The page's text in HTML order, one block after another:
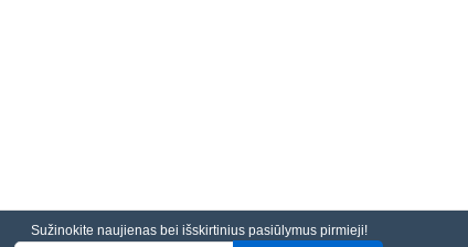
Sužinokite naujienas bei išskirtinius pasiūlymus pirmieji!